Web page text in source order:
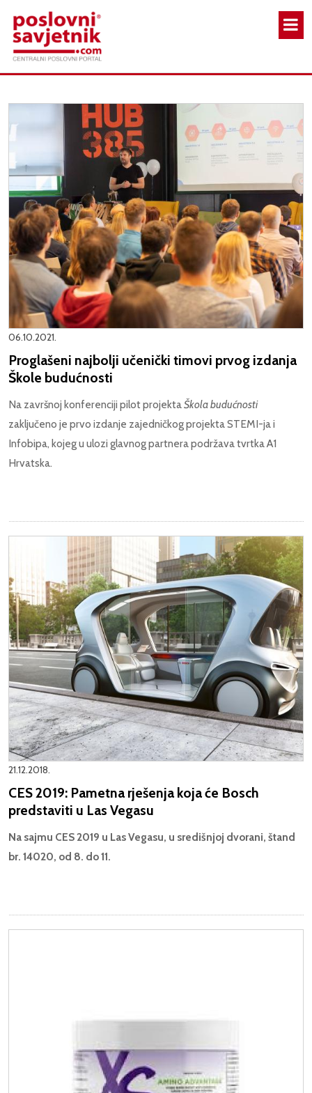
06.10.2021.
Proglašeni najbolji učenički timovi prvog izdanja
Škole budućnosti
Na završnoj konferenciji pilot projektaŠkola budućnosti
zaključeno je prvo izdanje zajedničkog projekta STEMI-ja i
Infobipa, kojeg u ulozi glavnog partnera podržava tvrtka A1
Hrvatska.
21.12.2018.
CES 2019: Pametna rješenja koja će Bosch
predstaviti u Las Vegasu
Na sajmu CES 2019 u Las Vegasu, u središnjoj dvorani, štand
br. 14020, od 8. do 11.